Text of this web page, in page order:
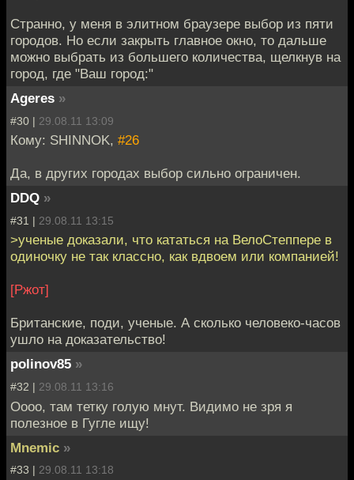
Странно, у меня в элитном браузере выбор из пяти
городов. Но если закрыть главное окно, то дальше
можно выбрать из большего количества, щелкнув на
город, где "Ваш город:"
Ageres »
#30 | 29.08.11 13:09
Кому: SHINNOK, #26
Да, в других городах выбор сильно ограничен.
DDQ »
#31 | 29.08.11 13:15
>ученые доказали, что кататься на ВелоСтеппере в
одиночку не так классно, как вдвоем или компанией!
[Ржот]
Британские, поди, ученые. А сколько человеко-часов
ушло на доказательство!
polinov85 »
#32 | 29.08.11 13:16
Оооо, там тетку голую мнут. Видимо не зря я
полезное в Гугле ищу!
Mnemic »
#33 | 29.08.11 13:18